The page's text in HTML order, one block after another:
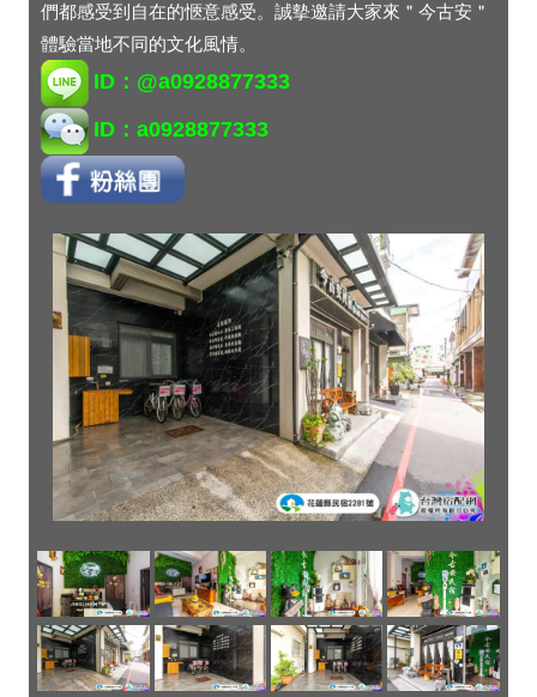
們都感受到自在的愜意感受。誠摰邀請大家來＂今古安＂
體驗當地不同的文化風情。
ID：@a0928877333
ID：a0928877333